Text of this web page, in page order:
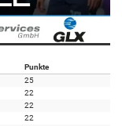
Punkte
25
22
22
22